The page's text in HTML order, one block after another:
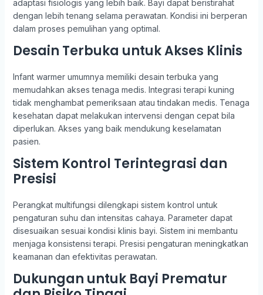
adaptasi fisiologis yang lebih baik. Bayi dapat beristirahat
dengan lebih tenang selama perawatan. Kondisi ini berperan
dalam proses pemulihan yang optimal.
Desain Terbuka untuk Akses Klinis
Infant warmer umumnya memiliki desain terbuka yang
memudahkan akses tenaga medis. Integrasi terapi kuning
tidak menghambat pemeriksaan atau tindakan medis. Tenaga
kesehatan dapat melakukan intervensi dengan cepat bila
diperlukan. Akses yang baik mendukung keselamatan
pasien.
Sistem Kontrol Terintegrasi dan
Presisi
Perangkat multifungsi dilengkapi sistem kontrol untuk
pengaturan suhu dan intensitas cahaya. Parameter dapat
disesuaikan sesuai kondisi klinis bayi. Sistem ini membantu
menjaga konsistensi terapi. Presisi pengaturan meningkatkan
keamanan dan efektivitas perawatan.
Dukungan untuk Bayi Prematur